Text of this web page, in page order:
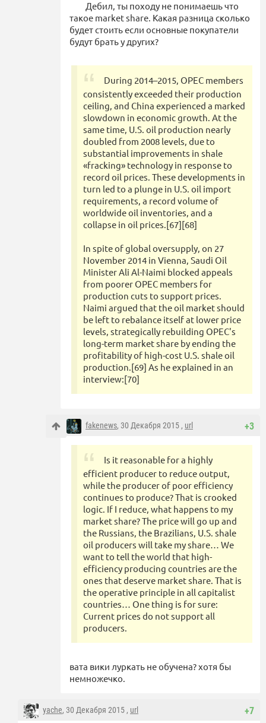
Дебил, ты походу не понимаешь что
такое market share. Какая разница сколько
будет стоить если основные покупатели
будут брать у других?
During 2014–2015, OPEC members
consistently exceeded their production
ceiling, and China experienced a marked
slowdown in economic growth. At the
same time, U.S. oil production nearly
doubled from 2008 levels, due to
substantial improvements in shale
«fracking» technology in response to
record oil prices. These developments in
turn led to a plunge in U.S. oil import
requirements, a record volume of
worldwide oil inventories, and a
collapse in oil prices.[67][68]
In spite of global oversupply, on 27
November 2014 in Vienna, Saudi Oil
Minister Ali Al-Naimi blocked appeals
from poorer OPEC members for
production cuts to support prices.
Naimi argued that the oil market should
be left to rebalance itself at lower price
levels, strategically rebuilding OPEC's
long-term market share by ending the
profitability of high-cost U.S. shale oil
production.[69] As he explained in an
interview:[70]
+3
fakenews, 30 Декабря 2015 , url
Is it reasonable for a highly
efficient producer to reduce output,
while the producer of poor efficiency
continues to produce? That is crooked
logic. If I reduce, what happens to my
market share? The price will go up and
the Russians, the Brazilians, U.S. shale
oil producers will take my share… We
want to tell the world that high-
efficiency producing countries are the
ones that deserve market share. That is
the operative principle in all capitalist
countries… One thing is for sure:
Current prices do not support all
producers.
вата вики луркать не обучена? хотя бы
немножечко.
+7
yache, 30 Декабря 2015 , url